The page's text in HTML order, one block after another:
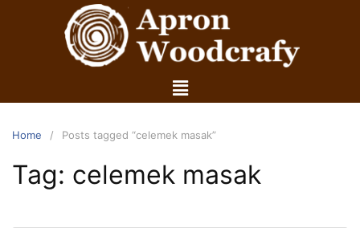
Home Posts tagged “celemek masak”
Tag: celemek masak